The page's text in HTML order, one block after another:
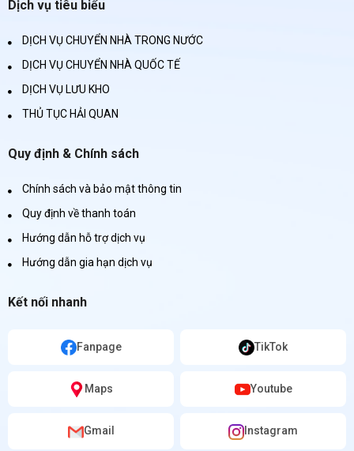
Dịch vụ tiêu biểu
DỊCH VỤ CHUYỂN NHÀ TRONG NƯỚC
DỊCH VỤ CHUYỂN NHÀ QUỐC TẾ
DỊCH VỤ LƯU KHO
THỦ TỤC HẢI QUAN
Quy định & Chính sách
Chính sách và bảo mật thông tin
Quy định về thanh toán
Hướng dẫn hỗ trợ dịch vụ
Hướng dẫn gia hạn dịch vụ
Kết nối nhanh
Fanpage TikTok
Maps Youtube
Gmail Instagram